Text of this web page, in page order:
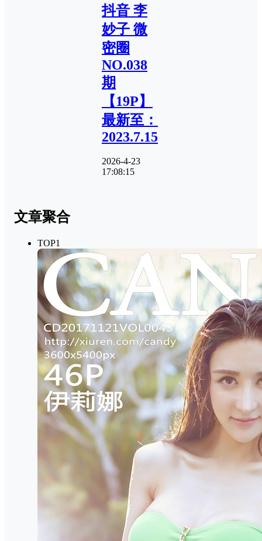
抖音 李
妙子 微
密圈
NO.038
期
【19P】
最新至：
2023.7.15
2026-4-23
17:08:15
文章聚合
TOP1